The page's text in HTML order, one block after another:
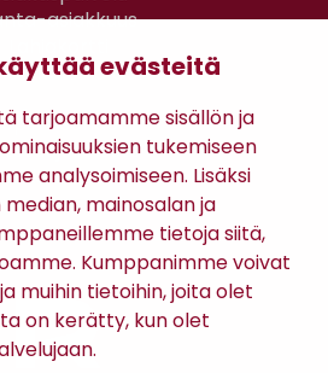
evästeitä
tarjoamamme sisällön ja
tukemiseen
analysoimiseen. Lisäksi
mainosalan ja
tietoja siitä,
Kumppanimme voivat
muihin tietoihin, joita olet
on kerätty, kun olet
asiakkuus
Ratsula Café
Maksutavat